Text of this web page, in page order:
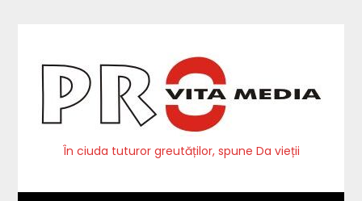
În ciuda tuturor greutăților, spune Da vieții